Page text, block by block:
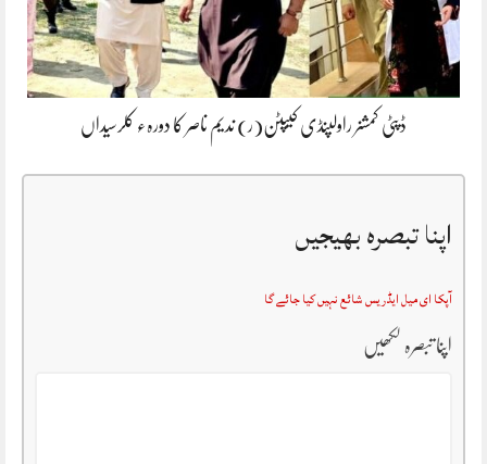
ڈپٹی کمشنر راولپنڈی کیپٹن(ر) ندیم ناصر کا دورہء کلرسیداں
اپنا تبصرہ بھیجیں
آپکا ای میل ایڈریس شائع نہیں کیا جائے گا
اپنا تبصرہ لکھیں